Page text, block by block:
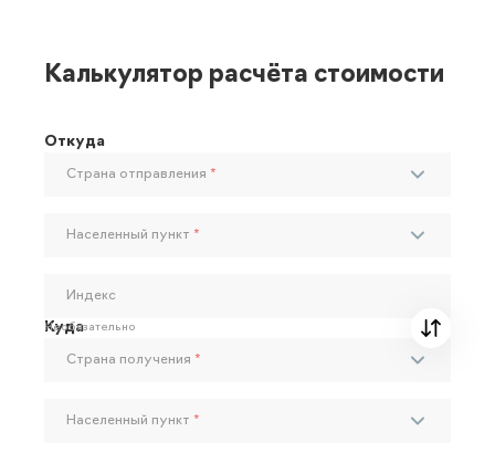
Калькулятор расчёта стоимости
Откуда
Страна отправления *
Населенный пункт *
Индекс
Необязательно
Куда
Страна получения *
Населенный пункт *